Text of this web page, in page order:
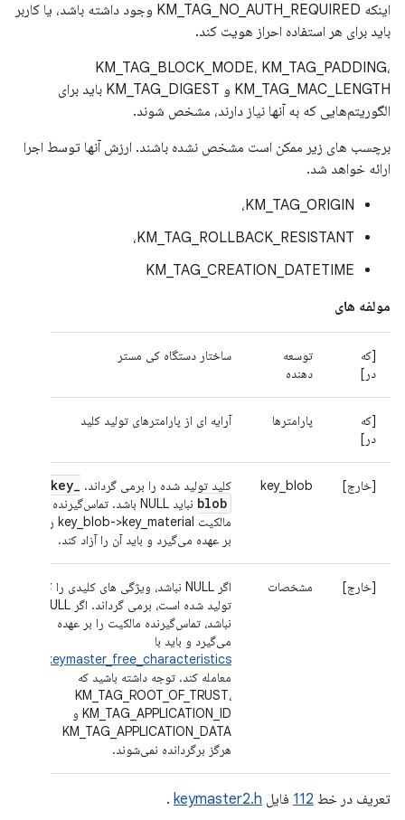
اینکه KM_TAG_NO_AUTH_REQUIRED وجود داشته باشد، یا کاربر
باید برای هر استفاده احراز هویت کند.
KM_TAG_BLOCK_MODE، KM_TAG_PADDING،
KM_TAG_MAC_LENGTH و KM_TAG_DIGEST باید برای
الگوریتم‌هایی که به آنها نیاز دارند، مشخص شوند.
برچسب های زیر ممکن است مشخص نشده باشند. ارزش آنها توسط اجرا
ارائه خواهد شد.
KM_TAG_ORIGIN،
KM_TAG_ROLLBACK_RESISTANT،
KM_TAG_CREATION_DATETIME
مولفه های
[که
در]
توسعه
دهنده
ساختار دستگاه کی مستر
[که
در]
پارامترها آرایه ای از پارامترهای تولید کلید
[خارج] key_blob کلید تولید شده را برمی گرداند. key_
blob
نباید NULL باشد. تماس‌گیرنده
مالکیت key_blob->key_material را
بر عهده می‌گیرد و باید آن را آزاد کند.
[خارج] مشخصات
اگر NULL نباشد، ویژگی های کلیدی را که
تولید شده است، برمی گرداند. اگر NULL
نباشد، تماس‌گیرنده مالکیت را بر عهده
می‌گیرد و باید با
keymaster_free_characteristics()
معامله کند. توجه داشته باشید که
KM_TAG_ROOT_OF_TRUST،
KM_TAG_APPLICATION_ID و
KM_TAG_APPLICATION_DATA
هرگز برگردانده نمی‌شوند.
تعریف در خط 112 فایل keymaster2.h
.